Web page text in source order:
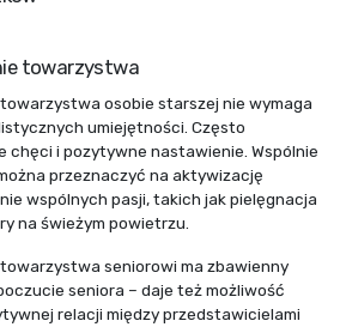
towarzystwa
osobie starszej nie wymaga
umiejętności. Często
chęci i pozytywne nastawienie. Wspólnie
przeznaczyć na aktywizację
wspólnych pasji, takich jak pielęgnacja
na świeżym powietrzu.
seniorowi ma zbawienny
seniora – daje też możliwość
relacji między przedstawicielami